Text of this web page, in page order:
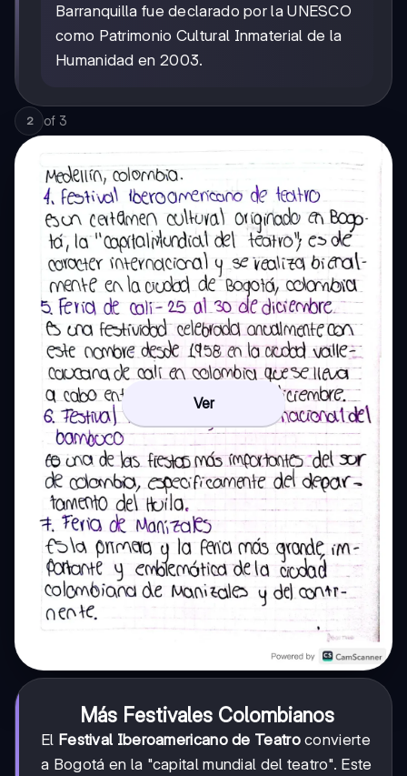
Barranquilla fue declarado por la UNESCO
como Patrimonio Cultural Inmaterial de la
Humanidad en 2003.
2 of 3
Ver
Más Festivales Colombianos
El Festival Iberoamericano de Teatroconvierte
a Bogotá en la "capital mundial del teatro". Este